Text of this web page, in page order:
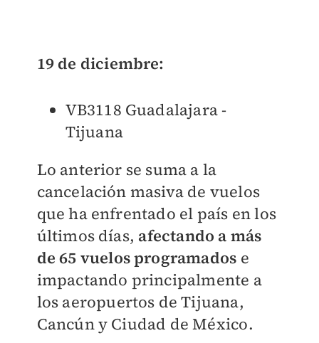
19 de diciembre:
VB3118 Guadalajara -
Tijuana
Lo anterior se suma a la
cancelación masiva de vuelos
que ha enfrentado el país en los
últimos días, afectando a más
de 65 vuelos programados e
impactando principalmente a
los aeropuertos de Tijuana,
Cancún y Ciudad de México.